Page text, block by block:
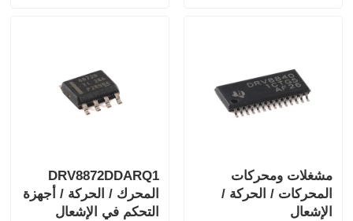
مشغلات ومحركات
المحركات / الحركة /
الإشعال
DRV8872DDARQ1
المحرك / الحركة / أجهزة
التحكم في الإشعال